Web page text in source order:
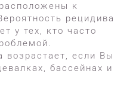
к
рецидива
у тех, кто часто
возрастает, если Вы
бассейнах и